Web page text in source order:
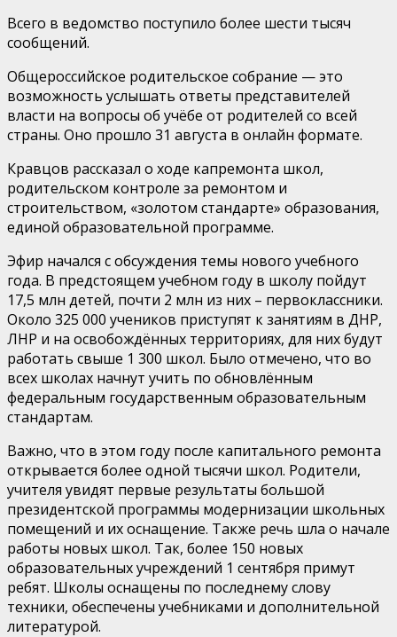
Всего в ведомство поступило более шести тысяч
сообщений.
Общероссийское родительское собрание — это
возможность услышать ответы представителей
власти на вопросы об учёбе от родителей со всей
страны. Оно прошло 31 августа в онлайн формате.
Кравцов рассказал о ходе капремонта школ,
родительском контроле за ремонтом и
строительством, «золотом стандарте» образования,
единой образовательной программе.
Эфир начался с обсуждения темы нового учебного
года. В предстоящем учебном году в школу пойдут
17,5 млн детей, почти 2 млн из них – первоклассники.
Около 325 000 учеников приступят к занятиям в ДНР,
ЛНР и на освобождённых территориях, для них будут
работать свыше 1 300 школ. Было отмечено, что во
всех школах начнут учить по обновлённым
федеральным государственным образовательным
стандартам.
Важно, что в этом году после капитального ремонта
открывается более одной тысячи школ. Родители,
учителя увидят первые результаты большой
президентской программы модернизации школьных
помещений и их оснащение. Также речь шла о начале
работы новых школ. Так, более 150 новых
образовательных учреждений 1 сентября примут
ребят. Школы оснащены по последнему слову
техники, обеспечены учебниками и дополнительной
литературой.